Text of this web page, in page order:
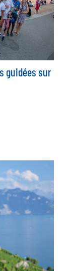
guidées sur